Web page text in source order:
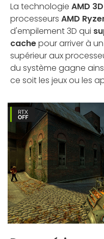
La technologie AMD
processeurs AMD
d'empilement 3D qui
cachepour arriver à
supérieur aux
du système gagne
ce soit les jeux ou les